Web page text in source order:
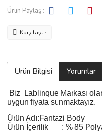
Ürün Paylaş :
Karşılaştır
Ürün Bilgisi Yorumlar
Biz Lablinque Markası
uygun fiyata sunmaktayız.
Ürün Adı:Fantazi Body
Ürün İçerilik : % 85